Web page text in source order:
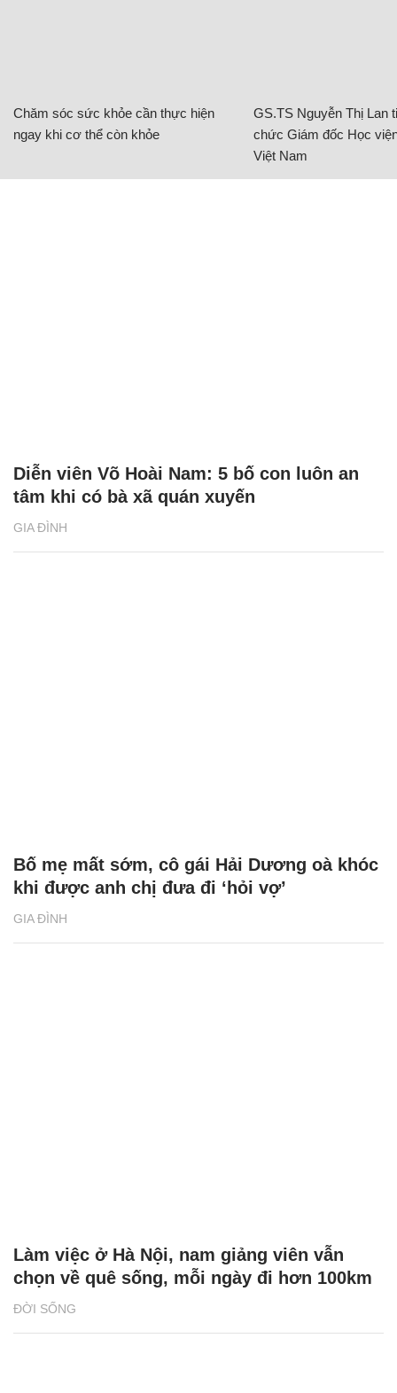
Chăm sóc sức khỏe cần thực hiện
ngay khi cơ thể còn khỏe
GS.TS Nguyễn Thị Lan
chức Giám đốc Học
Việt Nam
GIA ĐÌNH
Diễn viên Võ Hoài Nam: 5 bố con luôn an
tâm khi có bà xã quán xuyến
GIA ĐÌNH
Bố mẹ mất sớm, cô gái Hải Dương oà khóc
khi được anh chị đưa đi ‘hỏi vợ’
ĐỜI SỐNG
Làm việc ở Hà Nội, nam giảng viên vẫn
chọn về quê sống, mỗi ngày đi hơn 100km